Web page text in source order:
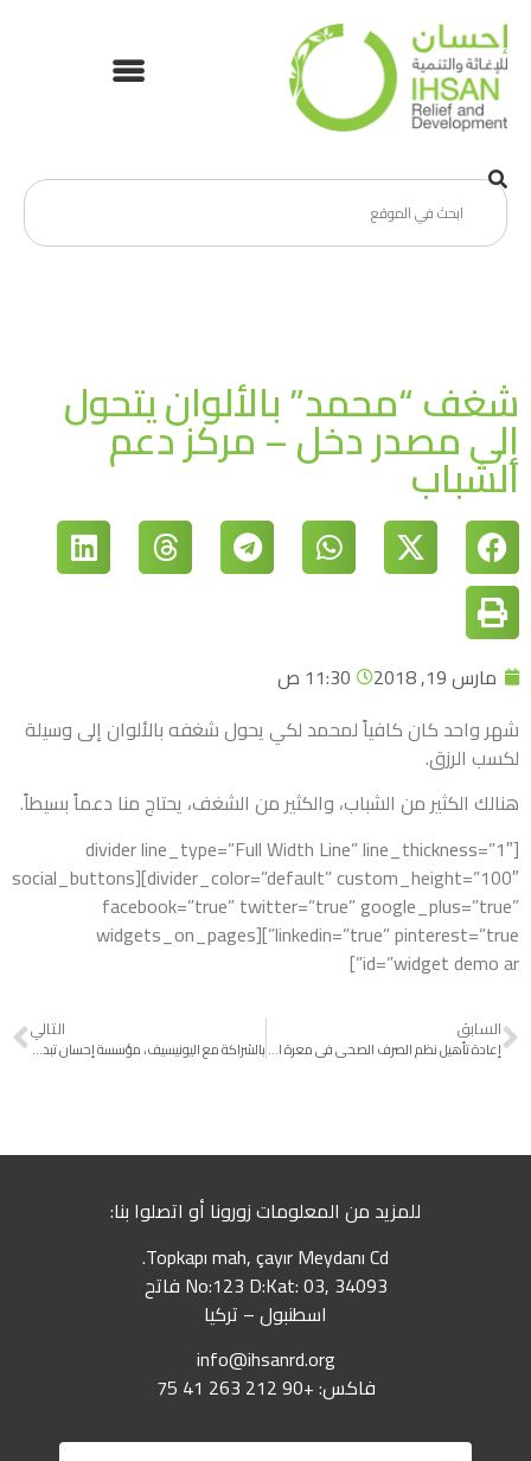
شغف “محمد” بالألوان يتحول
إلى مصدر دخل – مركز دعم
الشباب
مارس 19, 2018
11:30 ص
شهر واحد كان كافياً لمحمد لكي يحول شغفه بالألوان إلى وسيلة
لكسب الرزق.
هنالك الكثير من الشباب، والكثير من الشغف، يحتاج منا دعماً بسيطاً.
[divider line_type=”Full Width Line” line_thickness=”1″
divider_color=”default” custom_height=”100″][social_buttons
facebook=”true” twitter=”true” google_plus=”true”
linkedin=”true” pinterest=”true”][widgets_on_pages
id=”widget demo ar”]
السابق
إعادة تأهيل نظم الصرف الصحي في معرة النعمان
التالي
بالشراكة مع اليونيسيف، مؤسسة إحسان تبدأ بتنفيذ مشروع استجابة للنازحين في الشمال السوري
للمزيد من المعلومات زورونا أو اتصلوا بنا:
Topkapı mah, çayır Meydanı Cd.
No:123 D:Kat: 03, 34093 فاتح
اسطنبول – تركيا
info@ihsanrd.org
فاكس: +90 212 263 41 75